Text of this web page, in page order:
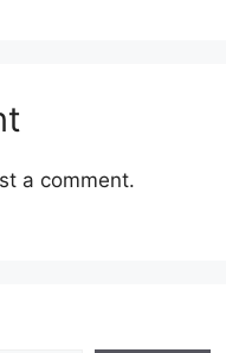
a comment.